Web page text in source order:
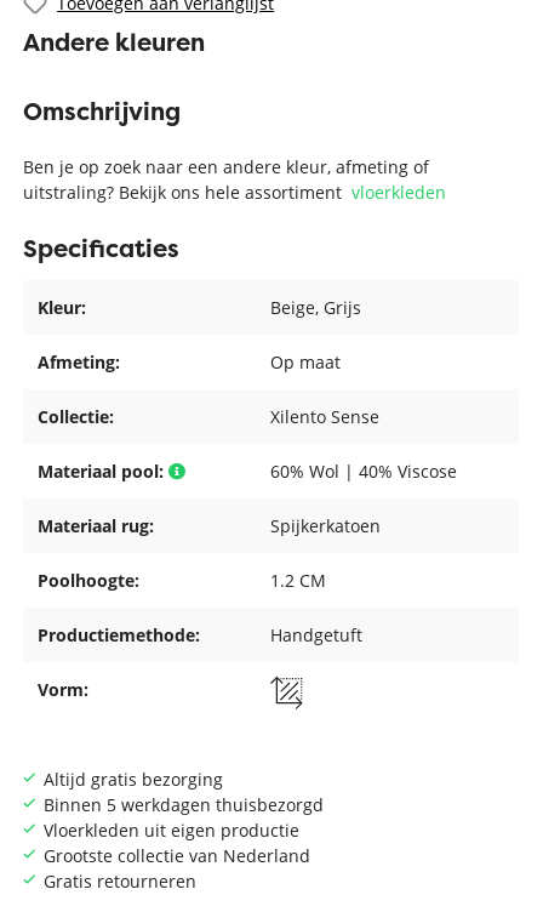
Andere kleuren
Altijd gratis bezorging
Binnen 5 werkdagen thuisbezorgd
Vloerkleden uit eigen productie
Grootste collectie van Nederland
Gratis retourneren
Omschrijving
Ben je op zoek naar een andere kleur, afmeting of
uitstraling? Bekijk ons hele assortimentvloerkleden
Specificaties
Kleur: Beige, Grijs
Afmeting: Op maat
Collectie: Xilento Sense
Materiaal pool: 60% Wol | 40% Viscose
Materiaal rug: Spijkerkatoen
Poolhoogte: 1.2 CM
Productiemethode: Handgetuft
Vorm: